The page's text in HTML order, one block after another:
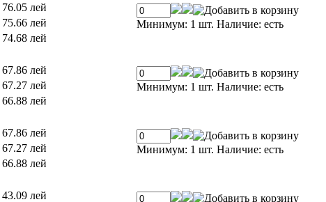
76.05 лей
75.66 лей
74.68 лей
Минимум: 1 шт. Наличие: есть
67.86 лей
67.27 лей
66.88 лей
Минимум: 1 шт. Наличие: есть
67.86 лей
67.27 лей
66.88 лей
Минимум: 1 шт. Наличие: есть
43.09 лей